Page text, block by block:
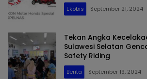
Ekobis September 21, 2024
Tekan Angka
Sulawesi Selatan
Safety Riding
Berita September 19, 2024